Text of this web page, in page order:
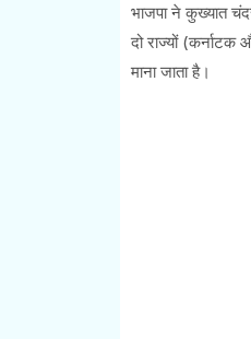
भाजपा ने कुख्यात चंदर
दो राज्यों
माना जाता है।